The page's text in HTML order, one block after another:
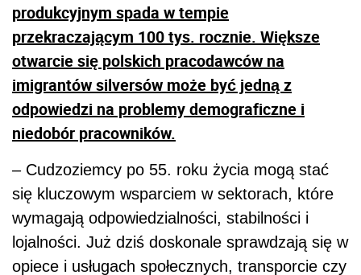
produkcyjnym spada w tempie
przekraczającym 100 tys. rocznie. Większe
otwarcie się polskich pracodawców na
imigrantów silversów może być jedną z
odpowiedzi na problemy demograficzne i
niedobór pracowników.
– Cudzoziemcy po 55. roku życia mogą stać
się kluczowym wsparciem w sektorach, które
wymagają odpowiedzialności, stabilności i
lojalności. Już dziś doskonale sprawdzają się w
opiece i usługach społecznych, transporcie czy